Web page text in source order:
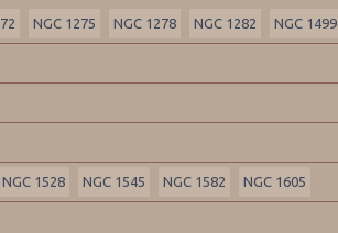
NGC 1275 NGC 1278 NGC 1282 NGC 1499
NGC 1528 NGC 1545 NGC 1582 NGC 1605